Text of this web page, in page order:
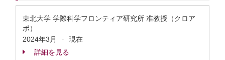
東北大学 学際科学フロンティア研究所 准教授（クロア
ポ）
2024年3月
-
現在
詳細を見る